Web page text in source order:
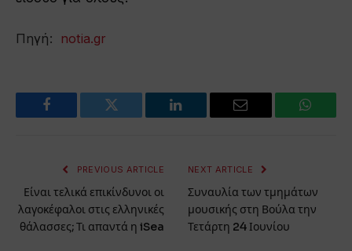
Πηγή: notia.gr
Facebook Twitter LinkedIn Email
PREVIOUS ARTICLE
Είναι τελικά επικίνδυνοι οι
λαγοκέφαλοι στις ελληνικές
θάλασσες; Τι απαντά η iSea
NEXT ARTICLE
Συναυλία των τμημάτων
μουσικής στη Βούλα την
Τετάρτη 24 Ιουνίου